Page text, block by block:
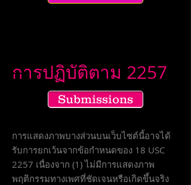
การปฏิบัติตาม 2257
Submissions
การแสดงภาพบางส่วนบนเว็บไซต์นี้อาจได้
รับการยกเว้นจากข้อกำหนดของ 18 USC
2257 เนื่องจาก (1) ไม่มีการแสดงภาพ
พฤติกรรมทางเพศที่ชัดเจนหรือเกิดขึ้นจริง